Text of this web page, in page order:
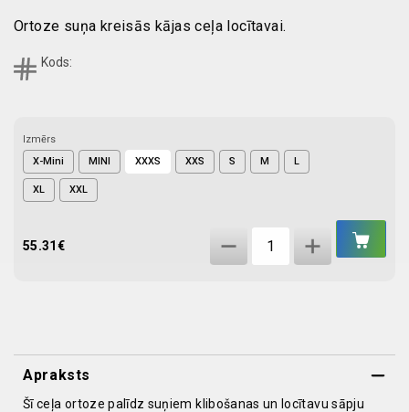
Ortoze suņa kreisās kājas ceļa locītavai.
Kods:
Izmērs
X-Mini
MINI XXXS XXS S M L
XL XXL
55.31€
Ortocanis
Apraksts
Šī ceļa ortoze palīdz suņiem klibošanas un locītavu sāpju